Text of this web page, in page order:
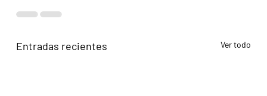
Entradas recientes Ver todo